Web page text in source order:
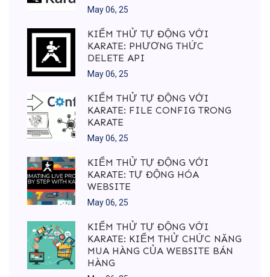
May 06, 25
KIỂM THỬ TỰ ĐỘNG VỚI
KARATE: PHƯƠNG THỨC
DELETE API
May 06, 25
KIỂM THỬ TỰ ĐỘNG VỚI
KARATE: FILE CONFIG TRONG
KARATE
May 06, 25
KIỂM THỬ TỰ ĐỘNG VỚI
KARATE: TỰ ĐỘNG HÓA
WEBSITE
May 06, 25
KIỂM THỬ TỰ ĐỘNG VỚI
KARATE: KIỂM THỬ CHỨC NĂNG
MUA HÀNG CỦA WEBSITE BÁN
HÀNG